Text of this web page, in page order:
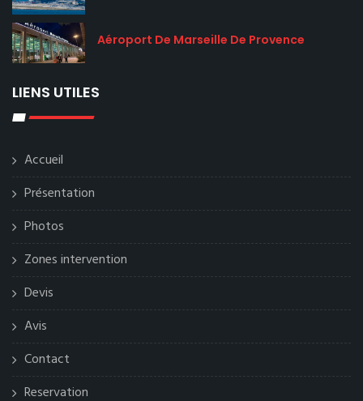
Aéroport De Marseille De Provence
LIENS UTILES
Accueil
Présentation
Photos
Zones intervention
Devis
Avis
Contact
Reservation